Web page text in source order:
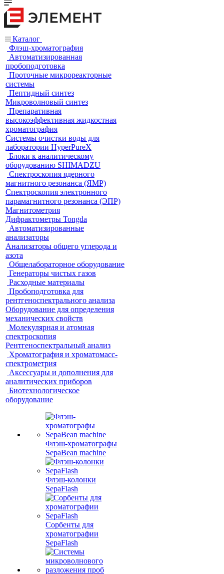
Каталог
Флэш-хроматография
Автоматизированная
пробоподготовка
Проточные микрореакторные
системы
Пептидный синтез
Микроволновый синтез
Препаративная
высокоэффективная жидкостная
хроматография
Системы очистки воды для
лаборатории HyperPureX
Блоки к аналитическому
оборудованию SHIMADZU
Спектроскопия ядерного
магнитного резонанса (ЯМР)
Спектроскопия электронного
парамагнитного резонанса (ЭПР)
Магнитометрия
Дифрактометры Tongda
Автоматизированные
анализаторы
Анализаторы общего углерода и
азота
Общелабораторное оборудование
Генераторы чистых газов
Расходные материалы
Пробоподготовка для
рентгеноспектрального анализа
Оборудование для определения
механических свойств
Молекулярная и атомная
спектроскопия
Рентгеноспектральный анализ
Хроматография и хроматомасс-
спектрометрия
Аксессуары и дополнения для
аналитических приборов
Биотехнологическое
оборудование
Флэш-хроматографы
SepaBean machine
Флэш-колонки
SepaFlash
Сорбенты для
хроматографии
SepaFlash